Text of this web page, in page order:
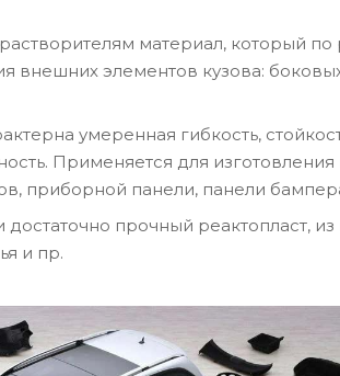
материал, который по
внешних элементов кузова:
умеренная гибкость,
Применяется для
приборной панели, панели
прочный реактопласт,
и пр.